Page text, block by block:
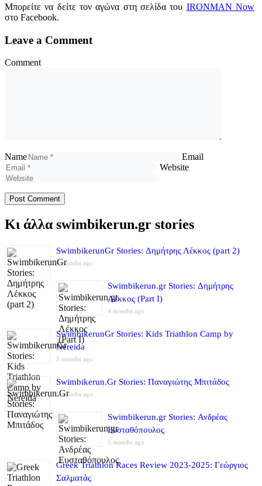
Μπορείτε να δείτε τον αγώνα στη σελίδα του IRONMAN Now
στο Facebook.
Leave a Comment
Comment
Name
Email
Website
Κι άλλα swimbikerun.gr stories
SwimbikerunGr Stories: Δημήτρης Λέκκος (part 2)
4 months ago
Swimbikerun.gr Stories: Δημήτρης
Λέκκος (Part I)
4 months ago
SwimbikerunGr Stories: Kids Triathlon Camp by
Nereida
5 months ago
Swimbikerun.Gr Stories: Παναγιώτης Μπιτάδος
5 months ago
Swimbikerun.gr Stories: Ανδρέας
Ευσταθόπουλος
5 months ago
Greek Triathlon Races Review 2023-2025: Γεώργιος
Σαλματάς